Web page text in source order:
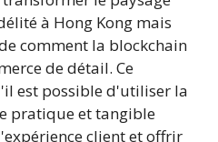
à Hong Kong mais
comment la blockchain
de détail. Ce
est possible d'utiliser la
pratique et tangible
client et offrir